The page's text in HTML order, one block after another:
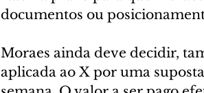
documentos ou
Moraes ainda deve decidir,
aplicada ao X por uma